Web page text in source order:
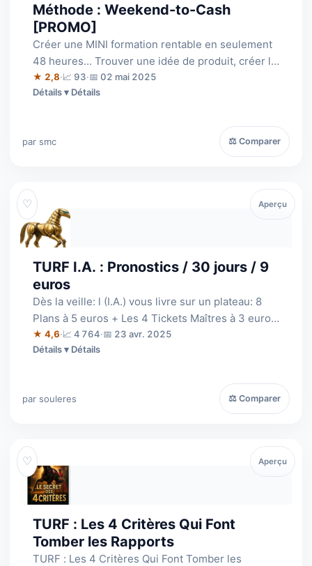
Méthode : Weekend-to-Cash
[PROMO]
Créer une MINI formation rentable en seulement
48 heures... Trouver une idée de produit, créer le
contenu, une page de vente opti…
★ 2,8·📈 93·📅 02 mai 2025
Détails
par smc ⚖ Comparer
♡
TURF I.A. : Pronostics / 30 jours / 9
euros
Dès la veille: l (I.A.) vous livre sur un plateau: 8
Plans à 5 euros + Les 4 Tickets Maîtres à 3 euros
pour le Quinté + La derniè…
★ 4,6·📈 4 764·📅 23 avr. 2025
Détails
par souleres ⚖ Comparer
Aperçu
♡
TURF : Les 4 Critères Qui Font
Tomber les Rapports
TURF : Les 4 Critères Qui Font Tomber les
Aperçu